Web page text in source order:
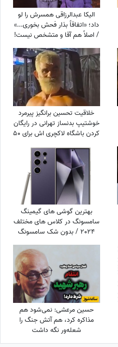
الیکا عبدالرزاقی همسرش را لو
داد؛ «اتفاقاً بذار فحش بخوری...»
/ اصلاً هم آقا و متشخص نیست!
خلاقیت تحسین برانگیز پیرمرد
خوشتیپ بدنساز تهرانی در رایگان
کردن باشگاه لاکچری اش برای 50
عجب استایلی داری آقا محتشم
خودت یک پا هادی چوپان هستی
بهترین گوشی های گیمینگ
سامسونگ در کلاس های مختلف
2024 / بدون شک سامسونگ
S24 Ultra در حال حاضر
قدرتمندترین گوشی سامسونگ
برای گیمینگ در بازار است
حسین مرعشی: نمی‌شود هم
مذاکره کرد، هم آتش جنگ را
شعله‌ور نگه داشت